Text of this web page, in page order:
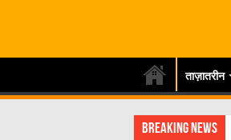
ताज़ातरीन
Breaking News